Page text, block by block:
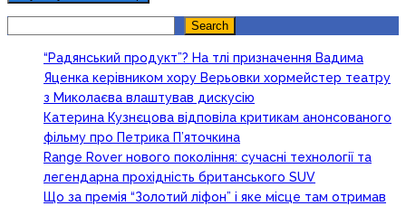
Search
“Радянський продукт”? На тлі призначення Вадима
Яценка керівником хору Верьовки хормейстер театру
з Миколаєва влаштував дискусію
Катерина Кузнєцова відповіла критикам анонсованого
фільму про Петрика П’яточкина
Range Rover нового покоління: сучасні технології та
легендарна прохідність британського SUV
Що за премія “Золотий ліфон” і яке місце там отримав